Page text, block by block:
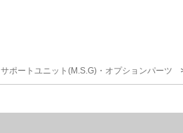
サポートユニット(M.S.G)・オプションパーツ